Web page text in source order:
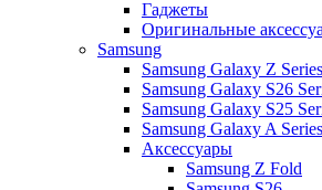
Гаджеты
Оригинальные
Samsung
Samsung Galaxy Z Series
Samsung Galaxy S26
Samsung Galaxy S25
Samsung Galaxy A Series
Аксессуары
Samsung Z Fold